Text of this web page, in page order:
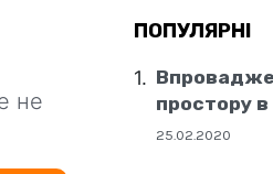
не
ПОПУЛЯРНІ
простору
25.02.2020